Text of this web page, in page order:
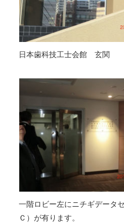
日本歯科技工士会館 玄関
一階ロビー左にニチギデータ
Ｃ）が有ります。